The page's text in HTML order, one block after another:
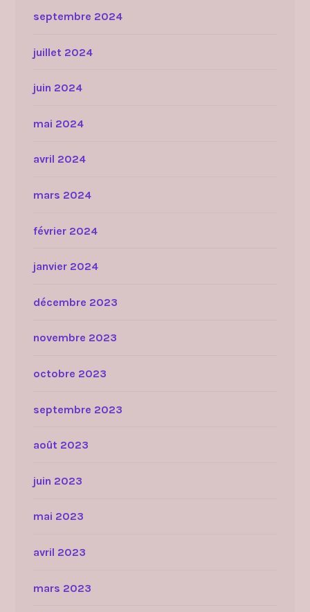
septembre 2024
juillet 2024
juin 2024
mai 2024
avril 2024
mars 2024
février 2024
janvier 2024
décembre 2023
novembre 2023
octobre 2023
septembre 2023
août 2023
juin 2023
mai 2023
avril 2023
mars 2023